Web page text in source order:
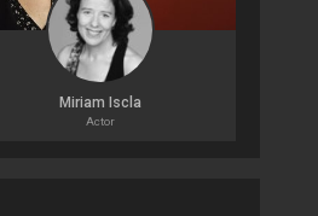
Miriam Iscla
Actor